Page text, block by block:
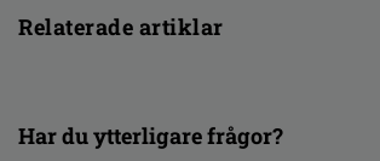
Relaterade artiklar
Har du ytterligare frågor?